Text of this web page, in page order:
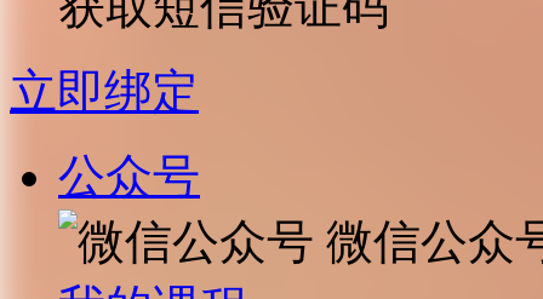
立即绑定
公众号
微信公众